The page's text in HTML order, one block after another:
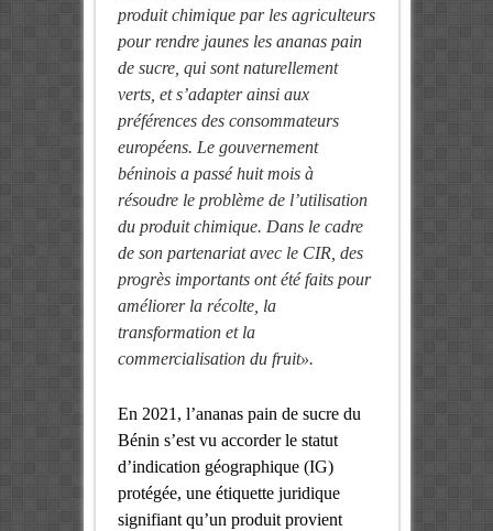
produit chimique par les agriculteurs
pour rendre jaunes les ananas pain
de sucre, qui sont naturellement
verts, et s’adapter ainsi aux
préférences des consommateurs
européens. Le gouvernement
béninois a passé huit mois à
résoudre le problème de l’utilisation
du produit chimique. Dans le cadre
de son partenariat avec le CIR, des
progrès importants ont été faits pour
améliorer la récolte, la
transformation et la
commercialisation du fruit».
En 2021, l’ananas pain de sucre du
Bénin s’est vu accorder le statut
d’indication géographique (IG)
protégée, une étiquette juridique
signifiant qu’un produit provient